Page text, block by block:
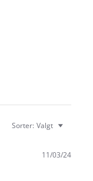
Sorter: Valgt
11/03/24